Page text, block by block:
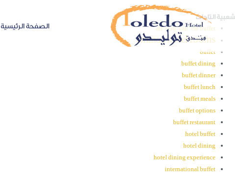
الصفحة الرئيسية
شعبية التاجات
all-you-can-eat buffet
amman hotel rooms
buffet
buffet dining
buffet dinner
buffet lunch
buffet meals
buffet options
buffet restaurant
hotel buffet
hotel dining
hotel dining experience
international buffet